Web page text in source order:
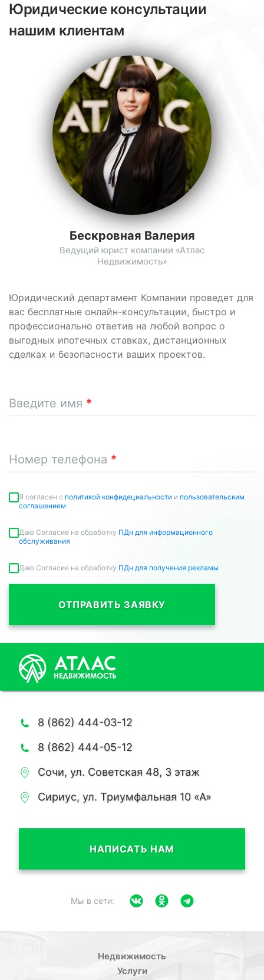
Юридические консультации
нашим клиентам
Юридический департамент Компании проведет для
вас бесплатные онлайн-консультации, быстро и
профессионально ответив на любой вопрос о
выгодных ипотечных ставках, дистанционных
сделках и безопасности ваших проектов.
Введите имя
Номер телефона
Я согласен c политикой конфидециальности и пользовательским
соглашением
Даю Согласие на обработку ПДн для информационного
обслуживания
Даю Согласие на обработку ПДн для получения рекламы
ОТПРАВИТЬ ЗАЯВКУ
Бескровная Валерия
Ведущий юрист компании «Атлас
Недвижимость»
8 (862) 444-03-12
8 (862) 444-05-12
Сочи, ул. Советская 48, 3 этаж
Сириус, ул. Триумфальная 10 «А»
НАПИСАТЬ НАМ
Мы в сети:
Недвижимость
Услуги